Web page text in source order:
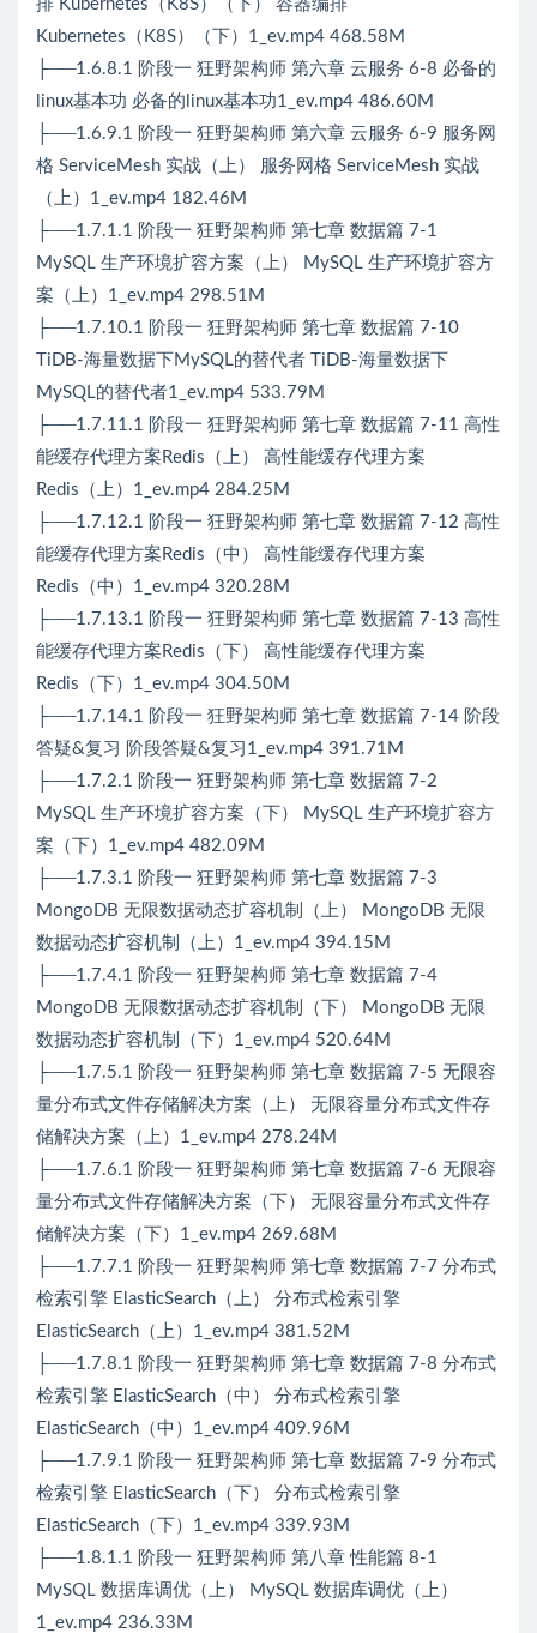
排 Kubernetes（K8S）（下） 容器编排
Kubernetes（K8S）（下）1_ev.mp4 468.58M
├──1.6.8.1 阶段一 狂野架构师 第六章 云服务 6-8 必备的
linux基本功 必备的linux基本功1_ev.mp4 486.60M
├──1.6.9.1 阶段一 狂野架构师 第六章 云服务 6-9 服务网
格 ServiceMesh 实战（上） 服务网格 ServiceMesh 实战
（上）1_ev.mp4 182.46M
├──1.7.1.1 阶段一 狂野架构师 第七章 数据篇 7-1
MySQL 生产环境扩容方案（上） MySQL 生产环境扩容方
案（上）1_ev.mp4 298.51M
├──1.7.10.1 阶段一 狂野架构师 第七章 数据篇 7-10
TiDB-海量数据下MySQL的替代者 TiDB-海量数据下
MySQL的替代者1_ev.mp4 533.79M
├──1.7.11.1 阶段一 狂野架构师 第七章 数据篇 7-11 高性
能缓存代理方案Redis（上） 高性能缓存代理方案
Redis（上）1_ev.mp4 284.25M
├──1.7.12.1 阶段一 狂野架构师 第七章 数据篇 7-12 高性
能缓存代理方案Redis（中） 高性能缓存代理方案
Redis（中）1_ev.mp4 320.28M
├──1.7.13.1 阶段一 狂野架构师 第七章 数据篇 7-13 高性
能缓存代理方案Redis（下） 高性能缓存代理方案
Redis（下）1_ev.mp4 304.50M
├──1.7.14.1 阶段一 狂野架构师 第七章 数据篇 7-14 阶段
答疑&复习 阶段答疑&复习1_ev.mp4 391.71M
├──1.7.2.1 阶段一 狂野架构师 第七章 数据篇 7-2
MySQL 生产环境扩容方案（下） MySQL 生产环境扩容方
案（下）1_ev.mp4 482.09M
├──1.7.3.1 阶段一 狂野架构师 第七章 数据篇 7-3
MongoDB 无限数据动态扩容机制（上） MongoDB 无限
数据动态扩容机制（上）1_ev.mp4 394.15M
├──1.7.4.1 阶段一 狂野架构师 第七章 数据篇 7-4
MongoDB 无限数据动态扩容机制（下） MongoDB 无限
数据动态扩容机制（下）1_ev.mp4 520.64M
├──1.7.5.1 阶段一 狂野架构师 第七章 数据篇 7-5 无限容
量分布式文件存储解决方案（上） 无限容量分布式文件存
储解决方案（上）1_ev.mp4 278.24M
├──1.7.6.1 阶段一 狂野架构师 第七章 数据篇 7-6 无限容
量分布式文件存储解决方案（下） 无限容量分布式文件存
储解决方案（下）1_ev.mp4 269.68M
├──1.7.7.1 阶段一 狂野架构师 第七章 数据篇 7-7 分布式
检索引擎 ElasticSearch（上） 分布式检索引擎
ElasticSearch（上）1_ev.mp4 381.52M
├──1.7.8.1 阶段一 狂野架构师 第七章 数据篇 7-8 分布式
检索引擎 ElasticSearch（中） 分布式检索引擎
ElasticSearch（中）1_ev.mp4 409.96M
├──1.7.9.1 阶段一 狂野架构师 第七章 数据篇 7-9 分布式
检索引擎 ElasticSearch（下） 分布式检索引擎
ElasticSearch（下）1_ev.mp4 339.93M
├──1.8.1.1 阶段一 狂野架构师 第八章 性能篇 8-1
MySQL 数据库调优（上） MySQL 数据库调优（上）
1_ev.mp4 236.33M